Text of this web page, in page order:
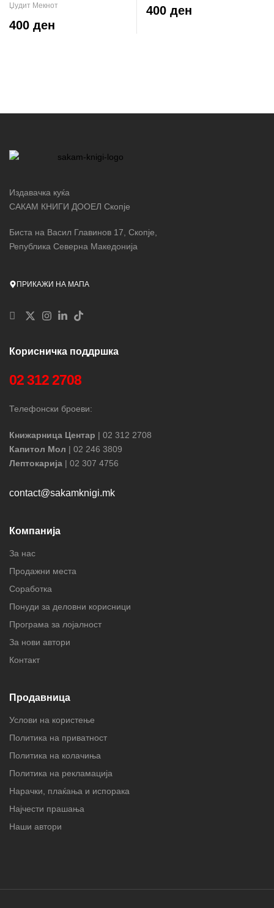
Џудит Мекнот
400 ден
400 ден
Издавачка куќа
САКАМ КНИГИ ДООЕЛ Скопје
Биста на Васил Главинов 17, Скопје,
Република Северна Македонија
ПРИКАЖИ НА МАПА
Корисничка поддршка
02 312 2708
Телефонски броеви:
Книжарница Центар | 02 312 2708
Капитол Мол | 02 246 3809
Лептокарија | 02 307 4756
contact@sakamknigi.mk
Компанија
За нас
Продажни места
Соработка
Понуди за деловни корисници
Програма за лојалност
За нови автори
Контакт
Продавница
Услови на користење
Политика на приватност
Политика на колачиња
Политика на рекламација
Нарачки, плаќања и испорака
Најчести прашања
Наши автори